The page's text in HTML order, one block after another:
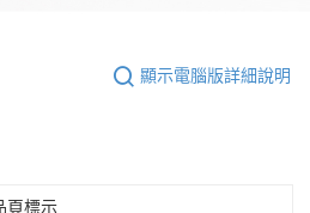
顯示電腦版詳細說明
頁標示